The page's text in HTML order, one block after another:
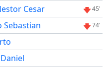
Cesar 45'
Sebastian 74'